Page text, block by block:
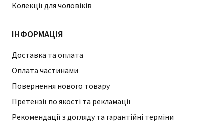
Колекції для чоловіків
ІНФОРМАЦІЯ
Доставка та оплата
Оплата частинами
Повернення нового товару
Претензії по якості та рекламації
Рекомендації з догляду та гарантійні терміни